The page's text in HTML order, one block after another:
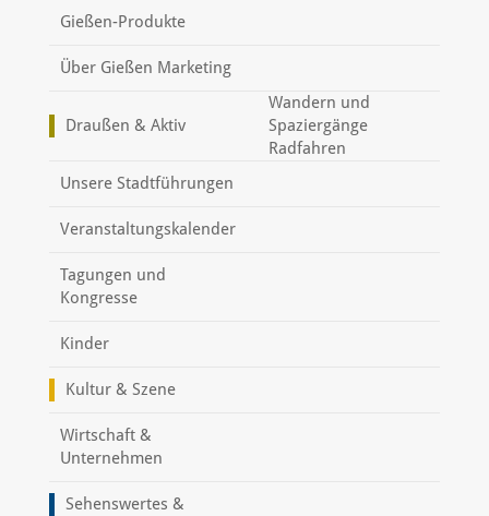
Gießen-Produkte
Über Gießen Marketing
Draußen & Aktiv
Wandern und
Spaziergänge
Radfahren
Unsere Stadtführungen
Veranstaltungskalender
Tagungen und
Kongresse
Kinder
Kultur & Szene
Wirtschaft &
Unternehmen
Sehenswertes &